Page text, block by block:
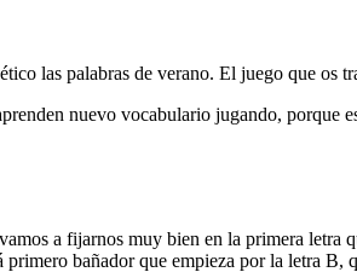
las palabras de verano. El juego que os
nuevo vocabulario jugando, porque
a fijarnos muy bien en la primera letra
bañador que empieza por la letra B,